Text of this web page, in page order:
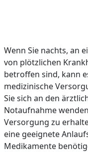
Wenn Sie nachts, an
von plötzlichen
betroffen sind, kann
medizinische
Sie sich an den
Notaufnahme
Versorgung zu
eine geeignete
Medikamente